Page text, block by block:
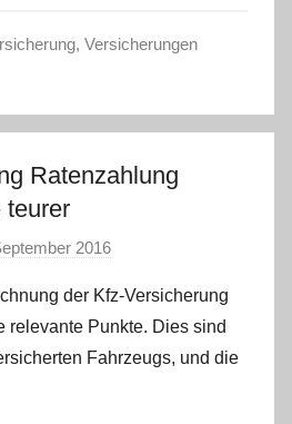
, Versicherungen
Ratenzahlung
teurer
2016
n
C
W
der Kfz-Versicherung
relevante Punkte. Dies sind
Fahrzeugs, und die